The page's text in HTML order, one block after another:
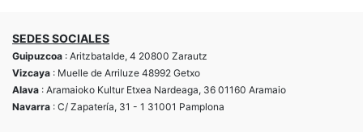
SEDES SOCIALES
Guipuzcoa : Aritzbatalde, 4 20800 Zarautz
Vizcaya : Muelle de Arriluze 48992 Getxo
Alava : Aramaioko Kultur Etxea Nardeaga, 36 01160 Aramaio
Navarra : C/ Zapatería, 31 - 1 31001 Pamplona